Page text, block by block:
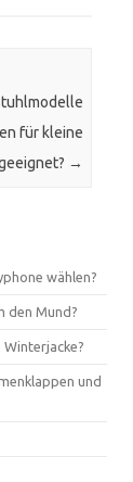
für kleine
→
wählen?
den Mund?
und